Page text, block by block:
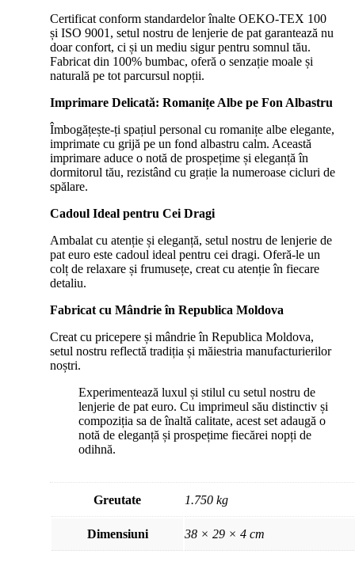
Certificat conform standardelor înalte OEKO-TEX 100
și ISO 9001, setul nostru de lenjerie de pat garantează nu
doar confort, ci și un mediu sigur pentru somnul tău.
Fabricat din 100% bumbac, oferă o senzație moale și
naturală pe tot parcursul nopții.
Imprimare Delicată: Romanițe Albe pe Fon Albastru
Îmbogățește-ți spațiul personal cu romanițe albe elegante,
imprimate cu grijă pe un fond albastru calm. Această
imprimare aduce o notă de prospețime și eleganță în
dormitorul tău, rezistând cu grație la numeroase cicluri de
spălare.
Cadoul Ideal pentru Cei Dragi
Ambalat cu atenție și eleganță, setul nostru de lenjerie de
pat euro este cadoul ideal pentru cei dragi. Oferă-le un
colț de relaxare și frumusețe, creat cu atenție în fiecare
detaliu.
Fabricat cu Mândrie în Republica Moldova
Creat cu pricepere și mândrie în Republica Moldova,
setul nostru reflectă tradiția și măiestria manufacturierilor
noștri.
Experimentează luxul și stilul cu setul nostru de
lenjerie de pat euro. Cu imprimeul său distinctiv și
compoziția sa de înaltă calitate, acest set adaugă o
notă de eleganță și prospețime fiecărei nopți de
odihnă.
Greutate 1.750 kg
Dimensiuni 38 × 29 × 4 cm